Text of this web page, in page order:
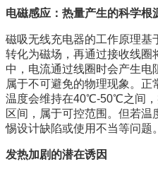
电磁感应：热量产生的科学根
磁吸无线充电器的工作原理基
转化为磁场，再通过接收线圈
中，电流通过线圈时会产生电
属于不可避免的物理现象。
温度会维持在40℃-50℃之间
区间，属于可控范围。但若
惕设计缺陷或使用不当等问题。
发热加剧的潜在诱因